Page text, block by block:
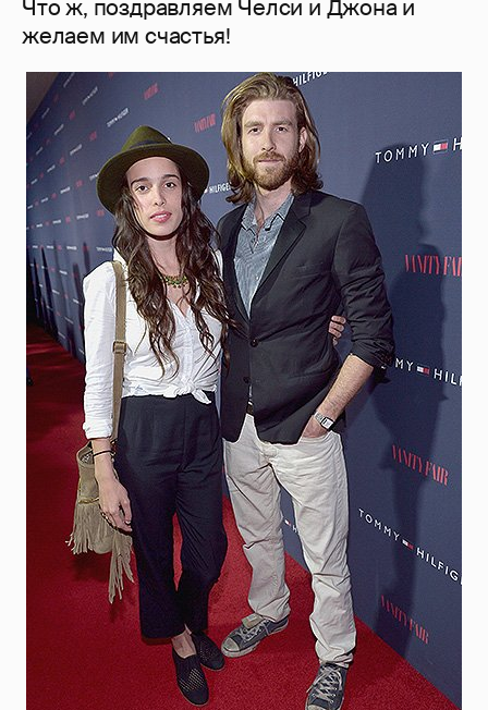
Что ж, поздравляем Челси и Джона и
желаем им счастья!